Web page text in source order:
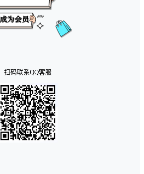
扫码联系QQ客服